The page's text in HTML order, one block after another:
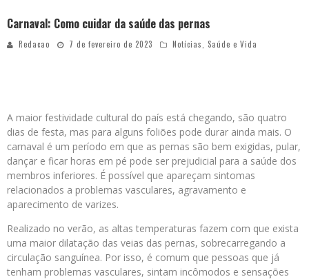
Carnaval: Como cuidar da saúde das pernas
Redacao 7 de fevereiro de 2023 Notícias, Saúde e Vida
A maior festividade cultural do país está chegando, são quatro
dias de festa, mas para alguns foliões pode durar ainda mais. O
carnaval é um período em que as pernas são bem exigidas, pular,
dançar e ficar horas em pé pode ser prejudicial para a saúde dos
membros inferiores. É possível que apareçam sintomas
relacionados a problemas vasculares, agravamento e
aparecimento de varizes.
Realizado no verão, as altas temperaturas fazem com que exista
uma maior dilatação das veias das pernas, sobrecarregando a
circulação sanguínea. Por isso, é comum que pessoas que já
tenham problemas vasculares, sintam incômodos e sensações